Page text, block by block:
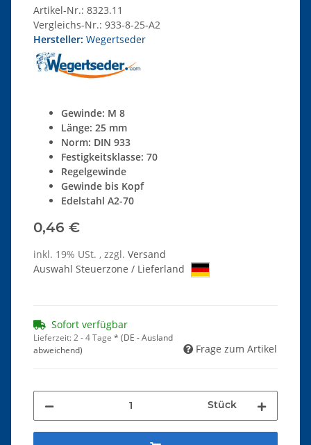
Artikel-Nr.: 8323.11
Vergleichs-Nr.: 933-8-25-A2
Hersteller: Wegertseder
Gewinde: M 8
Länge: 25 mm
Norm: DIN 933
Festigkeitsklasse: 70
Regelgewinde
Gewinde bis Kopf
Edelstahl A2-70
0,46 €
inkl. 19% USt. , zzgl. Versand
Auswahl Steuerzone / Lieferland
Sofort verfügbar
Lieferzeit:2 - 4 Tage * (DE - Ausland
abweichend)
Frage zum Artikel
Stück